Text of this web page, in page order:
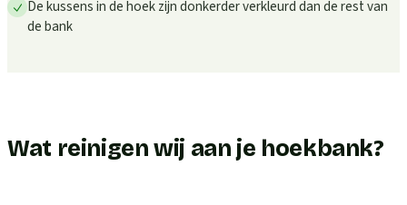
De kussens in de hoek zijn donkerder verkleurd dan de rest van
de bank
Wat reinigen wij aan je hoekbank?